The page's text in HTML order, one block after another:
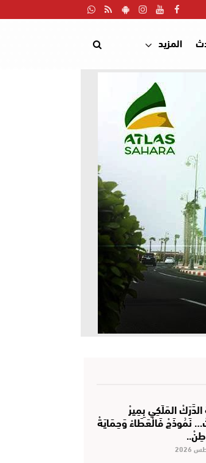
المزيد
المَلَكِي بِمِيرْ
نَمُوذَجْ فَالْعَطَاءْ وَحِمَايَةْ